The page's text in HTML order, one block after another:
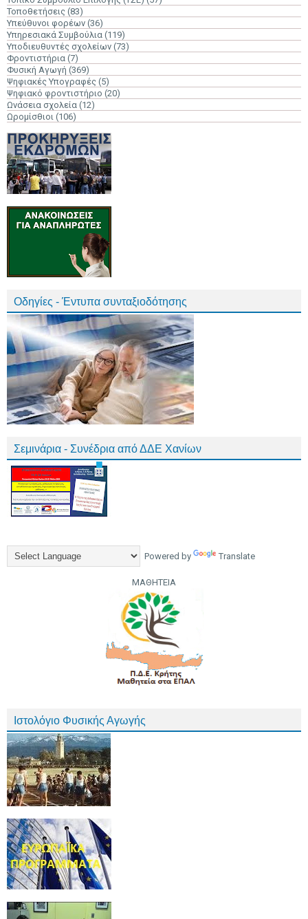
Τοποθετήσεις (83)
Υπεύθυνοι φορέων (36)
Υπηρεσιακά Συμβούλια (119)
Υποδιευθυντές σχολείων (73)
Φροντιστήρια (7)
Φυσική Αγωγή (369)
Ψηφιακές Υπογραφές (5)
Ψηφιακό φροντιστήριο (20)
Ωνάσεια σχολεία (12)
Ωρομίσθιοι (106)
Οδηγίες - Έντυπα συνταξιοδότησης
Σεμινάρια - Συνέδρια από ΔΔΕ Χανίων
Powered by Translate
ΜΑΘΗΤΕΙΑ
Ιστολόγιο Φυσικής Αγωγής